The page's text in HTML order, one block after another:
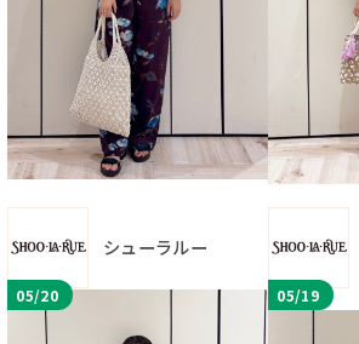
シューラルー
05/20 05/19